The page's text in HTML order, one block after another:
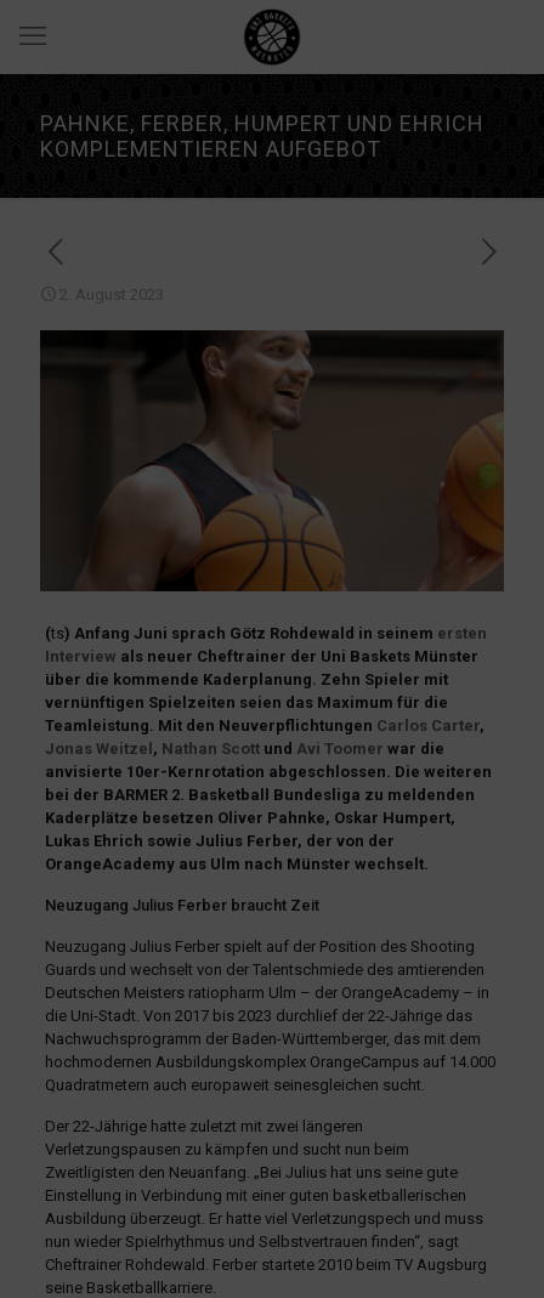
PAHNKE, FERBER, HUMPERT UND EHRICH
KOMPLEMENTIEREN AUFGEBOT
2. August 2023
(ts) Anfang Juni sprach Götz Rohdewald in seinem ersten
Interview als neuer Cheftrainer der Uni Baskets Münster
über die kommende Kaderplanung. Zehn Spieler mit
vernünftigen Spielzeiten seien das Maximum für die
Teamleistung. Mit den Neuverpflichtungen Carlos Carter,
Jonas Weitzel , Nathan Scottund Avi Toomer war die
anvisierte 10er-Kernrotation abgeschlossen. Die weiteren
bei der BARMER 2. Basketball Bundesliga zu meldenden
Kaderplätze besetzen Oliver Pahnke, Oskar Humpert,
Lukas Ehrich sowie Julius Ferber, der von der
OrangeAcademy aus Ulm nach Münster wechselt.
Neuzugang Julius Ferber braucht Zeit
Neuzugang Julius Ferber spielt auf der Position des Shooting
Guards und wechselt von der Talentschmiede des amtierenden
Deutschen Meisters ratiopharm Ulm – der OrangeAcademy – in
die Uni-Stadt. Von 2017 bis 2023 durchlief der 22-Jährige das
Nachwuchsprogramm der Baden-Württemberger, das mit dem
hochmodernen Ausbildungskomplex OrangeCampus auf 14.000
Quadratmetern auch europaweit seinesgleichen sucht.
Der 22-Jährige hatte zuletzt mit zwei längeren
Verletzungspausen zu kämpfen und sucht nun beim
Zweitligisten den Neuanfang. „Bei Julius hat uns seine gute
Einstellung in Verbindung mit einer guten basketballerischen
Ausbildung überzeugt. Er hatte viel Verletzungspech und muss
nun wieder Spielrhythmus und Selbstvertrauen finden“, sagt
Cheftrainer Rohdewald. Ferber startete 2010 beim TV Augsburg
seine Basketballkarriere.